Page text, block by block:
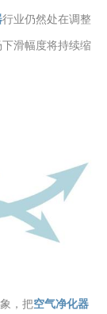
行业仍然处在调整
滑幅度将持续缩
，把空气净化器